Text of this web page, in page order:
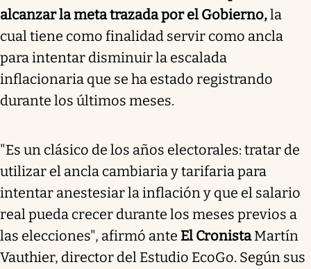
alcanzar la meta trazada por el Gobierno,la
cual tiene como finalidad servir como ancla
para intentar disminuir la escalada
inflacionaria que se ha estado registrando
durante los últimos meses.
"Es un clásico de los años electorales: tratar de
utilizar el ancla cambiaria y tarifaria para
intentar anestesiar la inflación y que el salario
real pueda crecer durante los meses previos a
las elecciones", afirmó ante El CronistaMartín
Vauthier, director del Estudio EcoGo. Según sus